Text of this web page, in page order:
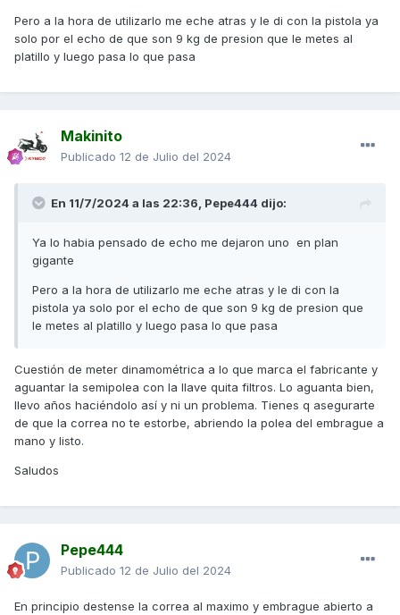
Pero a la hora de utilizarlo me eche atras y le di con la pistola ya
solo por el echo de que son 9 kg de presion que le metes al
platillo y luego pasa lo que pasa
Makinito
Publicado 12 de Julio del 2024
En 11/7/2024 a las 22:36, Pepe444 dijo:
Ya lo habia pensado de echo me dejaron uno en plan
gigante
Pero a la hora de utilizarlo me eche atras y le di con la
pistola ya solo por el echo de que son 9 kg de presion que
le metes al platillo y luego pasa lo que pasa
Cuestión de meter dinamométrica a lo que marca el fabricante y
aguantar la semipolea con la llave quita filtros. Lo aguanta bien,
llevo años haciéndolo así y ni un problema. Tienes q asegurarte
de que la correa no te estorbe, abriendo la polea del embrague a
mano y listo.
Saludos
Pepe444
Publicado 12 de Julio del 2024
En principio destense la correa al maximo y embrague abierto a